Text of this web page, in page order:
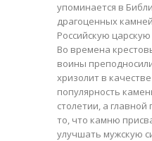
упоминается в
драгоценных
Российскую
Во времена
воины
хризолит в
популярность
столетии, а
то, что камню
улучшать мужскую